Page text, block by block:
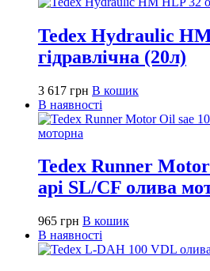
Tedex Hydraulic
гідравлічна (20л)
3 617 грн В кошик
В наявності
Tedex Runner
api SL/CF олива
965 грн В кошик
В наявності